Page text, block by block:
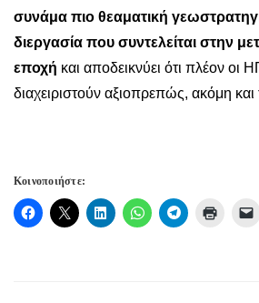
συνάμα πιο θεαματική
διεργασία που συντελείται στην
εποχή και αποδεικνύει ότι πλέον οι
διαχειριστούν αξιοπρεπώς, ακόμη
Κοινοποιήστε: